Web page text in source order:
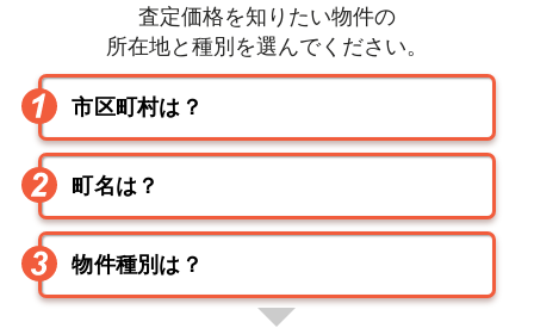
査定価格を知りたい物件の
所在地と種別を選んでください。